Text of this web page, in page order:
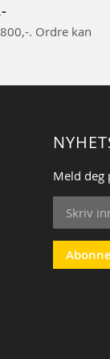
. Ordre kan
Meld deg
Sign
Up
for
Our